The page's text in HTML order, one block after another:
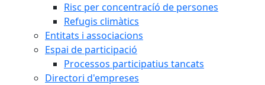
Risc per concentracíó de persones
Refugis climàtics
Entitats i associacions
Espai de participació
Processos participatius tancats
Directori d'empreses